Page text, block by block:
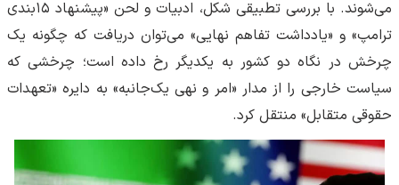
می‌شوند. با بررسی تطبیقی شکل، ادبیات و لحن «پیشنهاد ۱۵‌بندی
ترامپ» و «یادداشت تفاهم نهایی» می‌توان دریافت که چگونه یک
چرخش در نگاه دو کشور به یکدیگر رخ داده است؛ چرخشی که
سیاست خارجی را از مدار «امر و نهی یک‌جانبه» به دایره «تعهدات
حقوقی متقابل» منتقل کرد.